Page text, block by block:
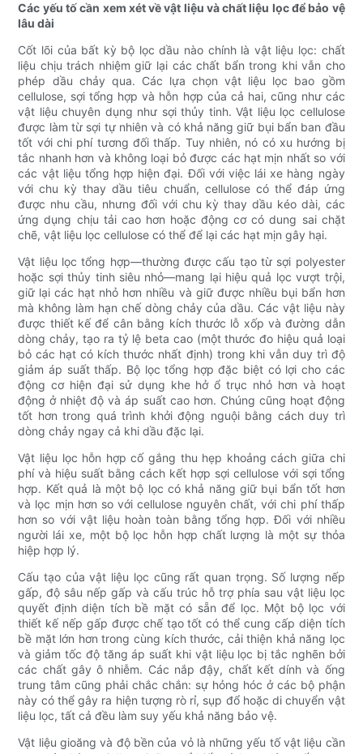
Các yếu tố cần xem xét về vật liệu và chất liệu lọc để bảo vệ
lâu dài
Cốt lõi của bất kỳ bộ lọc dầu nào chính là vật liệu lọc: chất
liệu chịu trách nhiệm giữ lại các chất bẩn trong khi vẫn cho
phép dầu chảy qua. Các lựa chọn vật liệu lọc bao gồm
cellulose, sợi tổng hợp và hỗn hợp của cả hai, cũng như các
vật liệu chuyên dụng như sợi thủy tinh. Vật liệu lọc cellulose
được làm từ sợi tự nhiên và có khả năng giữ bụi bẩn ban đầu
tốt với chi phí tương đối thấp. Tuy nhiên, nó có xu hướng bị
tắc nhanh hơn và không loại bỏ được các hạt mịn nhất so với
các vật liệu tổng hợp hiện đại. Đối với việc lái xe hàng ngày
với chu kỳ thay dầu tiêu chuẩn, cellulose có thể đáp ứng
được nhu cầu, nhưng đối với chu kỳ thay dầu kéo dài, các
ứng dụng chịu tải cao hơn hoặc động cơ có dung sai chặt
chẽ, vật liệu lọc cellulose có thể để lại các hạt mịn gây hại.
Vật liệu lọc tổng hợp—thường được cấu tạo từ sợi polyester
hoặc sợi thủy tinh siêu nhỏ—mang lại hiệu quả lọc vượt trội,
giữ lại các hạt nhỏ hơn nhiều và giữ được nhiều bụi bẩn hơn
mà không làm hạn chế dòng chảy của dầu. Các vật liệu này
được thiết kế để cân bằng kích thước lỗ xốp và đường dẫn
dòng chảy, tạo ra tỷ lệ beta cao (một thước đo hiệu quả loại
bỏ các hạt có kích thước nhất định) trong khi vẫn duy trì độ
giảm áp suất thấp. Bộ lọc tổng hợp đặc biệt có lợi cho các
động cơ hiện đại sử dụng khe hở ổ trục nhỏ hơn và hoạt
động ở nhiệt độ và áp suất cao hơn. Chúng cũng hoạt động
tốt hơn trong quá trình khởi động nguội bằng cách duy trì
dòng chảy ngay cả khi dầu đặc lại.
Vật liệu lọc hỗn hợp cố gắng thu hẹp khoảng cách giữa chi
phí và hiệu suất bằng cách kết hợp sợi cellulose với sợi tổng
hợp. Kết quả là một bộ lọc có khả năng giữ bụi bẩn tốt hơn
và lọc mịn hơn so với cellulose nguyên chất, với chi phí thấp
hơn so với vật liệu hoàn toàn bằng tổng hợp. Đối với nhiều
người lái xe, một bộ lọc hỗn hợp chất lượng là một sự thỏa
hiệp hợp lý.
Cấu tạo của vật liệu lọc cũng rất quan trọng. Số lượng nếp
gấp, độ sâu nếp gấp và cấu trúc hỗ trợ phía sau vật liệu lọc
quyết định diện tích bề mặt có sẵn để lọc. Một bộ lọc với
thiết kế nếp gấp được chế tạo tốt có thể cung cấp diện tích
bề mặt lớn hơn trong cùng kích thước, cải thiện khả năng lọc
và giảm tốc độ tăng áp suất khi vật liệu lọc bị tắc nghẽn bởi
các chất gây ô nhiễm. Các nắp đậy, chất kết dính và ống
trung tâm cũng phải chắc chắn: sự hỏng hóc ở các bộ phận
này có thể gây ra hiện tượng rò rỉ, sụp đổ hoặc di chuyển vật
liệu lọc, tất cả đều làm suy yếu khả năng bảo vệ.
Vật liệu gioăng và độ bền của vỏ là những yếu tố vật liệu cần